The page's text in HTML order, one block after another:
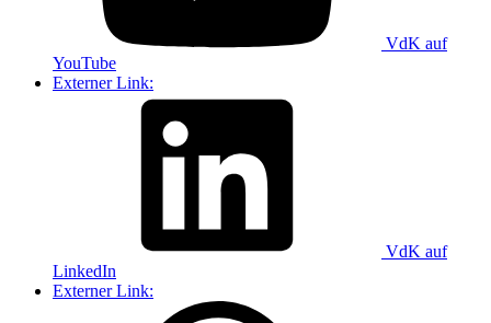
VdK auf
YouTube
Externer Link:
VdK auf
LinkedIn
Externer Link: